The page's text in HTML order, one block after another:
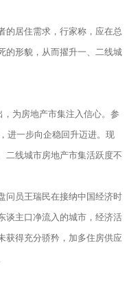
居住需求，行家称，应在总
的形貌，从而擢升一、二线城
为房地产市集注入信心。参
进一步向企稳回升迈进。现
二线城市房地产市集活跃度不
员王瑞民在接纳中国经济时
谈主口净流入的城市，经济活
获得充分骄矜，加多住房供应